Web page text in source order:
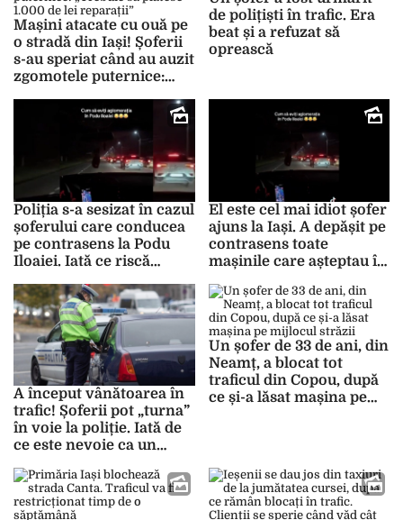
Mașini atacate cu ouă pe
o stradă din Iași! Șoferii
s-au speriat când au auzit
zgomotele puternice:
de lei reparații”
de polițiști în trafic. Era
beat și a refuzat să
oprească
Poliția s-a sesizat în cazul
șoferului care conducea
pe contrasens la Podu
Iloaiei. Iată ce riscă
pentru manevra
sinucigașă
El este cel mai idiot șofer
ajuns la Iași. A depășit pe
contrasens toate
mașinile care așteptau în
apoi s-a lăudat cu
filmarea pe TikTok
A început vânătoarea în
trafic! Șoferii pot „turna”
în voie la poliție. Iată de
ce este nevoie ca un
fără permisul de
conducere
Un șofer de 33 de ani, din
Neamț, a blocat tot
traficul din Copou, după
ce și-a lăsat mașina pe